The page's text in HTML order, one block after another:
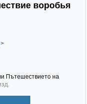
воробья
Пътешествието на